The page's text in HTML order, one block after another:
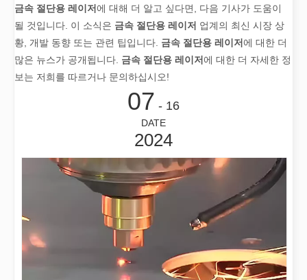
2026 가이드: 파이버 레이저 튜브 절단기가 파이프 제조를 혁신하는 방법
2026 가이드: 파이버 레이저 튜브 절단기가 파이프 제조를 혁신하
금속 절단용 레이저에 대해 더 알고 싶다면, 다음 기사가 도움이
될 것입니다. 이 소식은 금속 절단용 레이저 업계의 최신 시장 상
황, 개발 동향 또는 관련 팁입니다. 금속 절단용 레이저에 대한 더
많은 뉴스가 공개됩니다. 금속 절단용 레이저에 대한 더 자세한 정
보는 저희를 따르거나 문의하십시오!
07 - 16
DATE
2024